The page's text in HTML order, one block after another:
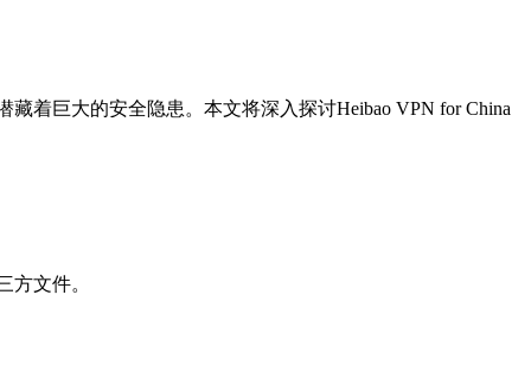
着巨大的安全隐患。本文将深入探讨Heibao VPN for China
方文件。